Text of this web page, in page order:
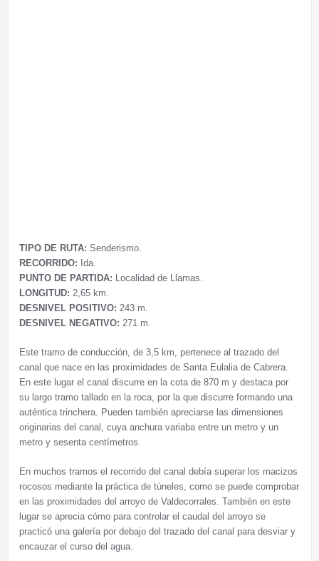
TIPO DE RUTA: Senderismo.
RECORRIDO: Ida.
PUNTO DE PARTIDA: Localidad de Llamas.
LONGITUD: 2,65 km.
DESNIVEL POSITIVO: 243 m.
DESNIVEL NEGATIVO: 271 m.
Este tramo de conducción, de 3,5 km, pertenece al trazado del
canal que nace en las proximidades de Santa Eulalia de Cabrera.
En este lugar el canal discurre en la cota de 870 m y destaca por
su largo tramo tallado en la roca, por la que discurre formando una
auténtica trinchera. Pueden también apreciarse las dimensiones
originarias del canal, cuya anchura variaba entre un metro y un
metro y sesenta centímetros.
En muchos tramos el recorrido del canal debía superar los macizos
rocosos mediante la práctica de túneles, como se puede comprobar
en las proximidades del arroyo de Valdecorrales. También en este
lugar se aprecia cómo para controlar el caudal del arroyo se
practicó una galería por debajo del trazado del canal para desviar y
encauzar el curso del agua.